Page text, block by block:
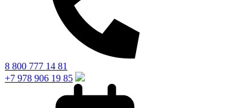
8 800 777 14 81
+7 978 906 19 85